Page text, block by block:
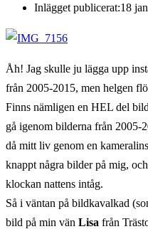
Inlägget publicerat:18
Åh! Jag skulle ju lägga upp
från 2005-2015, men helgen
Finns nämligen en HEL del
gå igenom bilderna från 2005-
då mitt liv genom en
knappt några bilder på mig,
klockan nattens intåg.
Så i väntan på bildkavalkad
bild på min vän Lisa från